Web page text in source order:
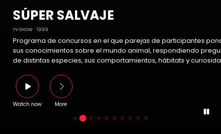
SÚPER SALVAJE
TV SHOW 1999
Programa de concursos en el que parejas de participantes
sus conocimientos sobre el mundo animal, respondiendo
de distintas especies, sus comportamientos, hábitats y
Watch now More